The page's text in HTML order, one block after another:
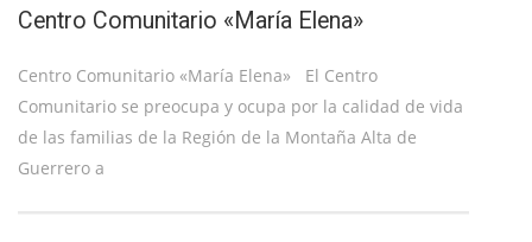
Centro Comunitario «María Elena»
Centro Comunitario «María Elena» El Centro
Comunitario se preocupa y ocupa por la calidad de vida
de las familias de la Región de la Montaña Alta de
Guerrero a